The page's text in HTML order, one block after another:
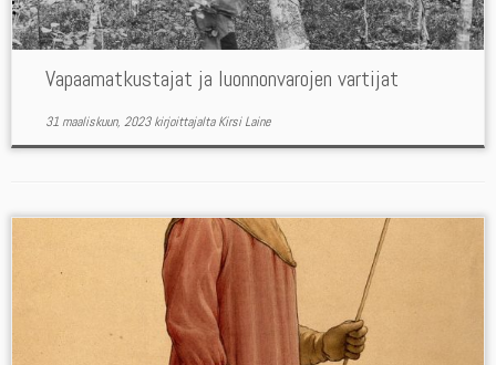
Vapaamatkustajat ja luonnonvarojen vartijat
31 maaliskuun, 2023 kirjoittajaltaKirsi Laine